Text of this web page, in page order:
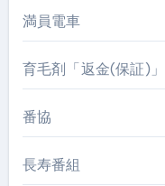
満員電車
育毛剤「返金(保証)
番協
長寿番組